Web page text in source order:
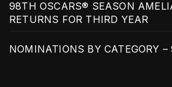
98TH OSCARS® SEASON
RETURNS FOR THIRD YEAR
NOMINATIONS BY CATEGORY